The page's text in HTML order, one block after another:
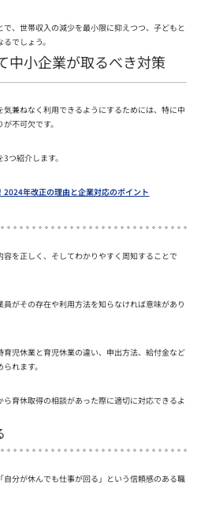
、世帯収入の減少を最小限に抑えつつ、子どもと
でしょう。
中小企業が取るべき対策
兼ねなく利用できるようにするためには、特に中
不可欠です。
つ紹介します。
2024年改正の理由と企業対応のポイント
を正しく、そしてわかりやすく周知することで
がその存在や利用方法を知らなければ意味があり
児休業と育児休業の違い、申出方法、給付金など
れます。
育休取得の相談があった際に適切に対応できるよ
分が休んでも仕事が回る」という信頼感のある職